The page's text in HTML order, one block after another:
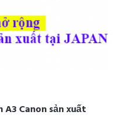
Canon sản xuất